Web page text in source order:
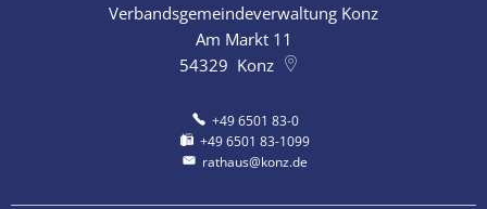
Verbandsgemeindeverwaltung Konz
Am Markt 11
54329 Konz
+49 6501 83-0
+49 6501 83-1099
rathaus@konz.de